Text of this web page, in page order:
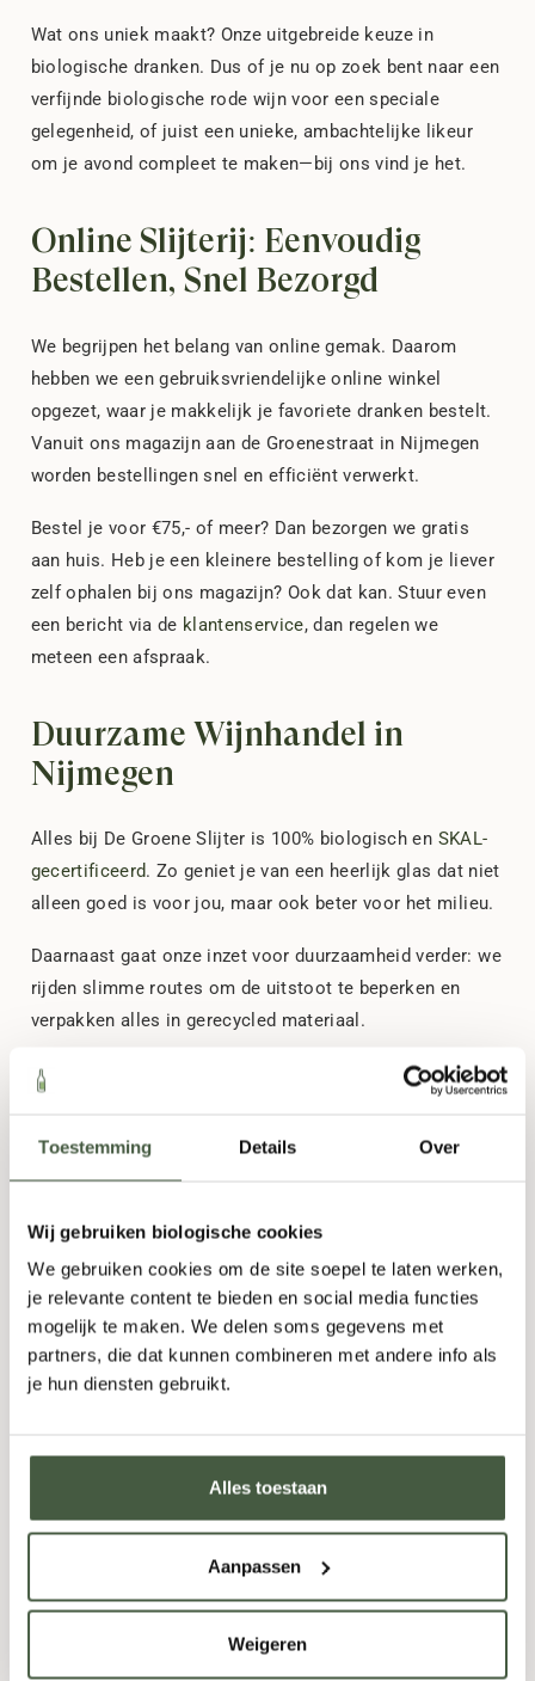
Toestemming Details Over
Wij gebruiken biologische cookies
We gebruiken cookies om de site soepel te laten werken,
je relevante content te bieden en social media functies
mogelijk te maken. We delen soms gegevens met
partners, die dat kunnen combineren met andere info als
je hun diensten gebruikt.
Alles toestaan
Aanpassen
Weigeren
Wat ons uniek maakt? Onze uitgebreide keuze in
biologische dranken. Dus of je nu op zoek bent naar een
verfijnde biologische rode wijn voor een speciale
gelegenheid, of juist een unieke, ambachtelijke likeur
om je avond compleet te maken—bij ons vind je het.
Online Slijterij: Eenvoudig
Bestellen, Snel Bezorgd
We begrijpen het belang van online gemak. Daarom
hebben we een gebruiksvriendelijke online winkel
opgezet, waar je makkelijk je favoriete dranken bestelt.
Vanuit ons magazijn aan de Groenestraat in Nijmegen
worden bestellingen snel en efficiënt verwerkt.
Bestel je voor €75,- of meer? Dan bezorgen we gratis
aan huis. Heb je een kleinere bestelling of kom je liever
zelf ophalen bij ons magazijn? Ook dat kan. Stuur even
een bericht via de klantenservice, dan regelen we
meteen een afspraak.
Duurzame Wijnhandel in
Nijmegen
Alles bij De Groene Slijter is 100% biologisch en SKAL-
gecertificeerd. Zo geniet je van een heerlijk glas dat niet
alleen goed is voor jou, maar ook beter voor het milieu.
Daarnaast gaat onze inzet voor duurzaamheid verder: we
rijden slimme routes om de uitstoot te beperken en
verpakken alles in gerecycled materiaal.
Nijmegen voor biologische
Ons magazijn aan de Groenestraat, vlakbij het
Nijmeegse centrum, zorgt voor snelle levering in de hele
als Lent, Wijchen, Beuningen, Malden, Groesbeek, Elst en